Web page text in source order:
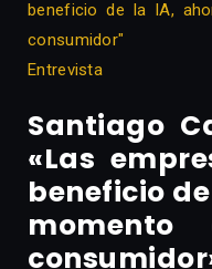
Entrevista
Santiago
«Las
beneficio